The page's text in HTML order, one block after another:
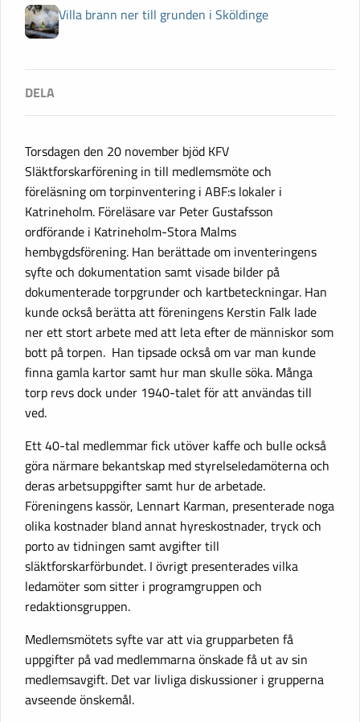
Villa brann ner till grunden i Sköldinge
Torsdagen den 20 november bjöd KFV
Släktforskarförening in till medlemsmöte och
föreläsning om torpinventering i ABF:s lokaler i
Katrineholm. Föreläsare var Peter Gustafsson
ordförande i Katrineholm-Stora Malms
hembygdsförening. Han berättade om inventeringens
syfte och dokumentation samt visade bilder på
dokumenterade torpgrunder och kartbeteckningar. Han
kunde också berätta att föreningens Kerstin Falk lade
ner ett stort arbete med att leta efter de människor som
bott på torpen. Han tipsade också om var man kunde
finna gamla kartor samt hur man skulle söka. Många
torp revs dock under 1940-talet för att användas till
ved.
Ett 40-tal medlemmar fick utöver kaffe och bulle också
göra närmare bekantskap med styrelseledamöterna och
deras arbetsuppgifter samt hur de arbetade.
Föreningens kassör, Lennart Karman, presenterade noga
olika kostnader bland annat hyreskostnader, tryck och
porto av tidningen samt avgifter till
släktforskarförbundet. I övrigt presenterades vilka
ledamöter som sitter i programgruppen och
redaktionsgruppen.
Medlemsmötets syfte var att via grupparbeten få
uppgifter på vad medlemmarna önskade få ut av sin
medlemsavgift. Det var livliga diskussioner i grupperna
avseende önskemål.